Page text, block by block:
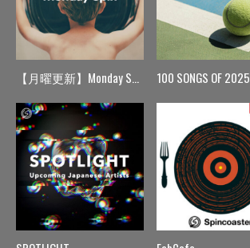
【月曜更新】Monday Spin 100 SONGS OF 2025